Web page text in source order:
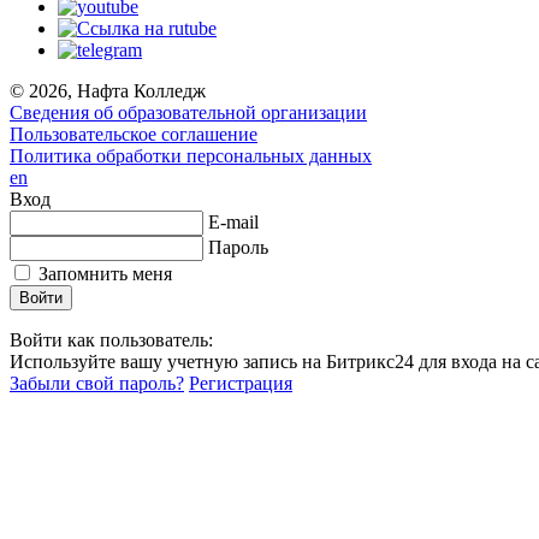
© 2026, Нафта Колледж
Сведения об образовательной организации
Пользовательское соглашение
Политика обработки персональных данных
en
Вход
E-mail
Пароль
Запомнить меня
Войти как пользователь:
Используйте вашу учетную запись на Битрикс24 для входа на
Забыли свой пароль? Регистрация